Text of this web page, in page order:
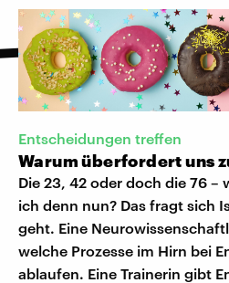
Entscheidungen treffen
Warum überfordert uns
Die 23, 42 oder doch die 76 –
ich denn nun? Das fragt sich
geht. Eine
welche Prozesse im Hirn bei
ablaufen. Eine Trainerin gibt